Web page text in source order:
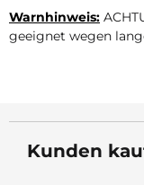
Warnhinweis:
geeignet wegen
Kunden